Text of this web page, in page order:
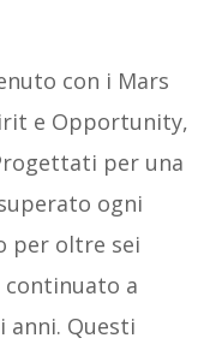
con i Mars
e Opportunity,
per una
ogni
per oltre sei
a
anni. Questi